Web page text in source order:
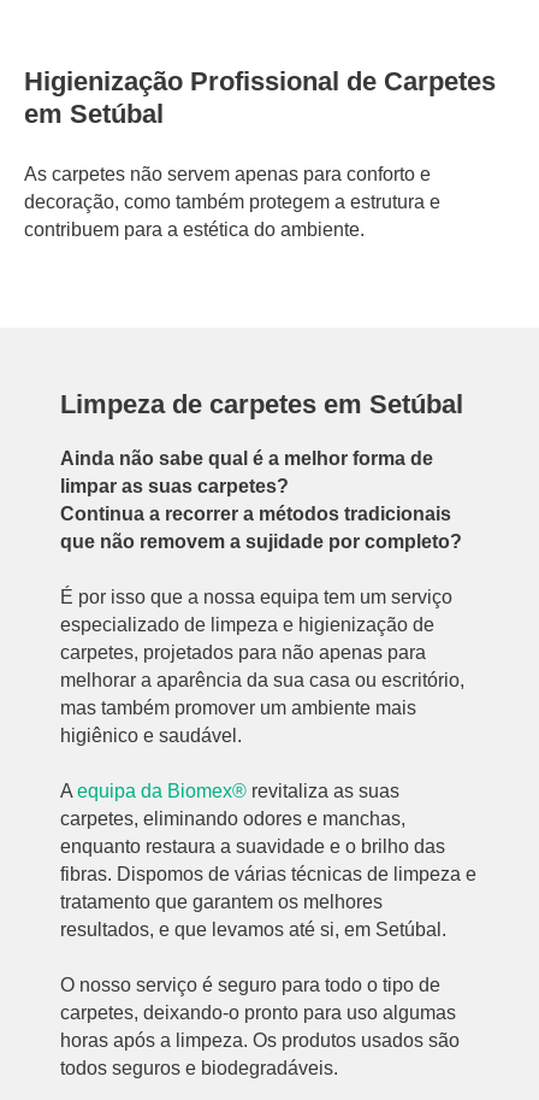
Higienização Profissional de Carpetes
em Setúbal
As carpetes não servem apenas para conforto e
decoração, como também protegem a estrutura e
contribuem para a estética do ambiente.
Limpeza de carpetes em Setúbal
Ainda não sabe qual é a melhor forma de
limpar as suas carpetes?
Continua a recorrer a métodos tradicionais
que não removem a sujidade por completo?
É por isso que a nossa equipa tem um serviço
especializado de limpeza e higienização de
carpetes, projetados para não apenas para
melhorar a aparência da sua casa ou escritório,
mas também promover um ambiente mais
higiênico e saudável.
A equipa da Biomex® revitaliza as suas
carpetes, eliminando odores e manchas,
enquanto restaura a suavidade e o brilho das
fibras. Dispomos de várias técnicas de limpeza e
tratamento que garantem os melhores
resultados, e que levamos até si, em Setúbal.
O nosso serviço é seguro para todo o tipo de
carpetes, deixando-o pronto para uso algumas
horas após a limpeza. Os produtos usados são
todos seguros e biodegradáveis.